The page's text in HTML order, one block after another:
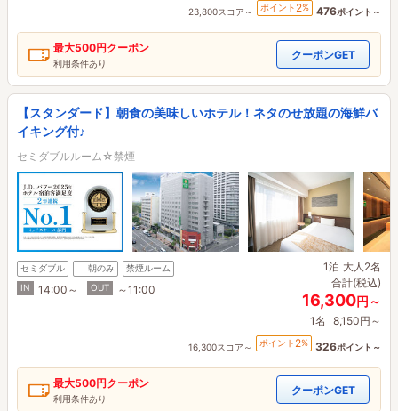
23,800スコア～ ポイント 2% 476ポイント～
最大500円クーポン
利用条件あり
クーポンGET
【スタンダード】朝食の美味しいホテル！ネタのせ放題の海鮮バ
イキング付♪
セミダブルルーム☆禁煙
セミダブル 朝のみ
禁煙ルーム
IN
14:00～ OUT ～11:00
1泊 大人2名
合計(税込)
16,300円～
1名 8,150円～
16,300スコア～ ポイント 2% 326ポイント～
最大500円クーポン
利用条件あり
クーポンGET